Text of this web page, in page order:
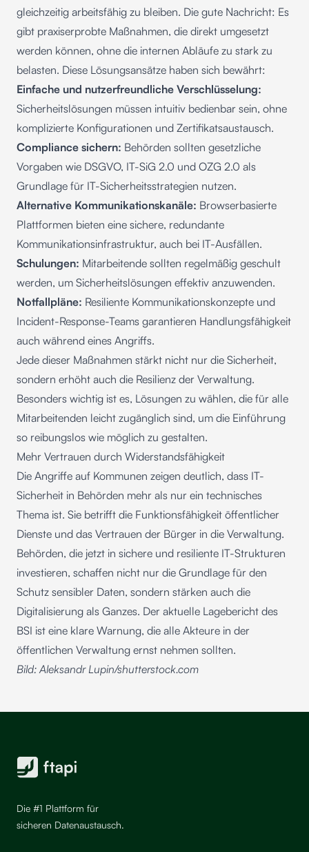
gleichzeitig arbeitsfähig zu bleiben. Die gute Nachricht: Es
gibt praxiserprobte Maßnahmen, die direkt umgesetzt
werden können, ohne die internen Abläufe zu stark zu
belasten. Diese Lösungsansätze haben sich bewährt:
Einfache und nutzerfreundliche Verschlüsselung:
Sicherheitslösungen müssen intuitiv bedienbar sein, ohne
komplizierte Konfigurationen und Zertifikatsaustausch.
Compliance sichern: Behörden sollten gesetzliche
Vorgaben wie DSGVO, IT-SiG 2.0 und OZG 2.0 als
Grundlage für IT-Sicherheitsstrategien nutzen.
Alternative Kommunikationskanäle: Browserbasierte
Plattformen bieten eine sichere, redundante
Kommunikationsinfrastruktur, auch bei IT-Ausfällen.
Schulungen: Mitarbeitende sollten regelmäßig geschult
werden, um Sicherheitslösungen effektiv anzuwenden.
Notfallpläne: Resiliente Kommunikationskonzepte und
Incident-Response-Teams garantieren Handlungsfähigkeit
auch während eines Angriffs.
Jede dieser Maßnahmen stärkt nicht nur die Sicherheit,
sondern erhöht auch die Resilienz der Verwaltung.
Besonders wichtig ist es, Lösungen zu wählen, die für alle
Mitarbeitenden leicht zugänglich sind, um die Einführung
so reibungslos wie möglich zu gestalten.
Mehr Vertrauen durch Widerstandsfähigkeit
Die Angriffe auf Kommunen zeigen deutlich, dass IT-
Sicherheit in Behörden mehr als nur ein technisches
Thema ist. Sie betrifft die Funktionsfähigkeit öffentlicher
Dienste und das Vertrauen der Bürger in die Verwaltung.
Behörden, die jetzt in sichere und resiliente IT-Strukturen
investieren, schaffen nicht nur die Grundlage für den
Schutz sensibler Daten, sondern stärken auch die
Digitalisierung als Ganzes. Der aktuelle Lagebericht des
BSI ist eine klare Warnung, die alle Akteure in der
öffentlichen Verwaltung ernst nehmen sollten.
Bild: Aleksandr Lupin/shutterstock.com
Die #1 Plattform für
sicheren Datenaustausch.